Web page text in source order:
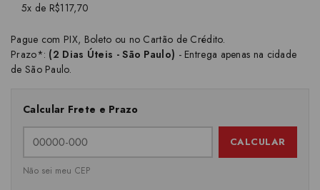
5x de R$117,70
Pague com PIX, Boleto ou no Cartão de Crédito.
Prazo*: (2 Dias Úteis - São Paulo) - Entrega apenas na cidade
de São Paulo.
Calcular Frete e Prazo
CALCULAR
Não sei meu CEP